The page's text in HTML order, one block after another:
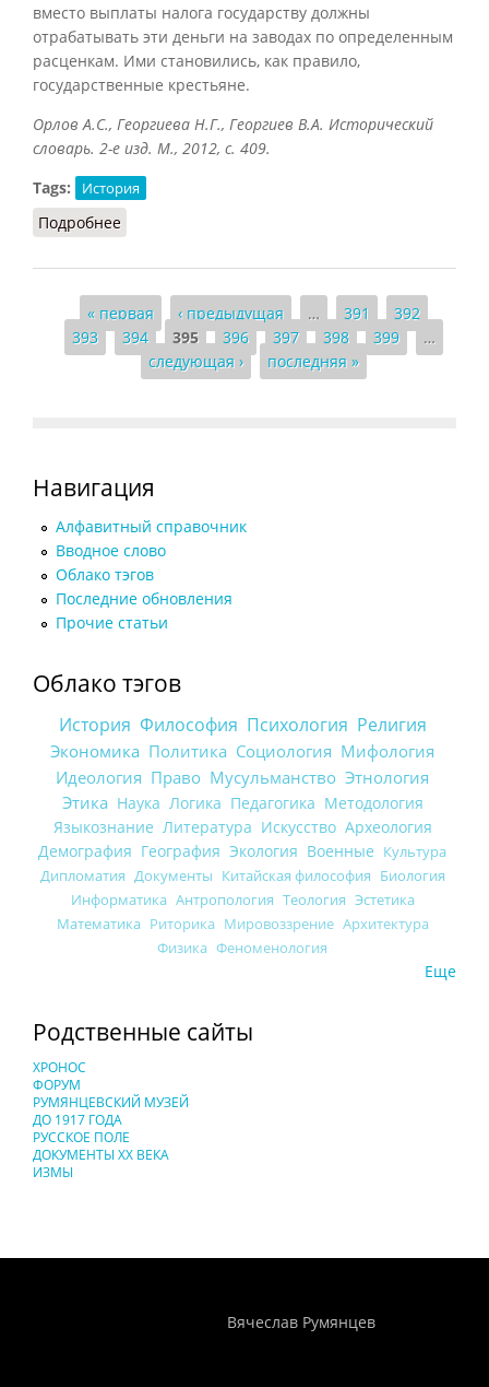
вместо выплаты налога государству должны
отрабатывать эти деньги на заводах по определенным
расценкам. Ими становились, как правило,
государственные крестьяне.
Орлов А.С., Георгиева Н.Г., Георгиев В.А. Исторический
словарь. 2-е изд. М., 2012, с. 409.
Tags:
История
Подробнее
Страницы
« первая ‹ предыдущая … 391
392
393
394 395 396 397 398 399
…
следующая ›
последняя »
Навигация
Алфавитный справочник
Вводное слово
Облако тэгов
Последние обновления
Прочие статьи
Облако тэгов
История Философия Психология Религия
Экономика Политика Социология Мифология
Идеология Право Мусульманство Этнология
Этика Наука Логика Педагогика Методология
Языкознание Литература Искусство Археология
Демография География Экология Военные Культура
Дипломатия Документы Китайская философия Биология
Информатика Антропология Теология Эстетика
Математика Риторика Мировоззрение Архитектура
Физика Феноменология
Еще
Родственные сайты
ХРОНОС
ФОРУМ
РУМЯНЦЕВСКИЙ МУЗЕЙ
ДО 1917 ГОДА
РУССКОЕ ПОЛЕ
ДОКУМЕНТЫ XX ВЕКА
ИЗМЫ
Вячеслав Румянцев